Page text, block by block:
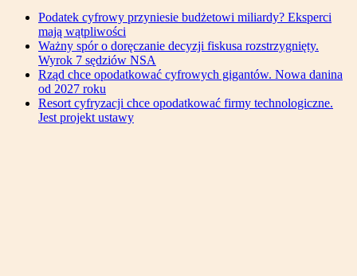
Podatek cyfrowy przyniesie budżetowi miliardy? Eksperci
mają wątpliwości
Ważny spór o doręczanie decyzji fiskusa rozstrzygnięty.
Wyrok 7 sędziów NSA
Rząd chce opodatkować cyfrowych gigantów. Nowa danina
od 2027 roku
Resort cyfryzacji chce opodatkować firmy technologiczne.
Jest projekt ustawy